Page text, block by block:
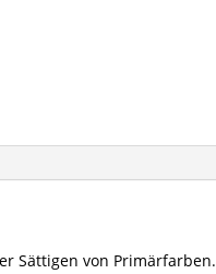
Sättigen von Primärfarben.